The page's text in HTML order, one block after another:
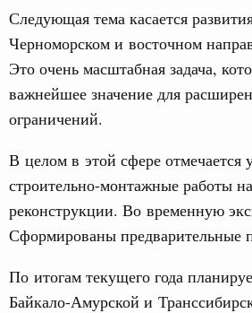
Следующая тема касается
Черноморском и восточном
Это очень масштабная задача,
важнейшее значение для
ограничений.
В целом в этой сфере отмечается
строительно-монтажные работы
реконструкции. Во временную
Сформированы предварительные
По итогам текущего года
Байкало-Амурской и
провёл заседание
в сфере строительства
Более 130
значения построено под
проект «Инфраструктура
Порядка 200
объектам,
для